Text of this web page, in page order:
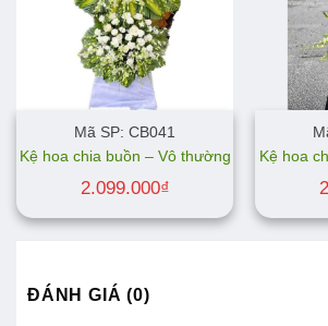
Mã SP: CB041
Kệ hoa chia buồn – Vô thường
2.099.000₫
Kệ hoa
ĐÁNH GIÁ (0)